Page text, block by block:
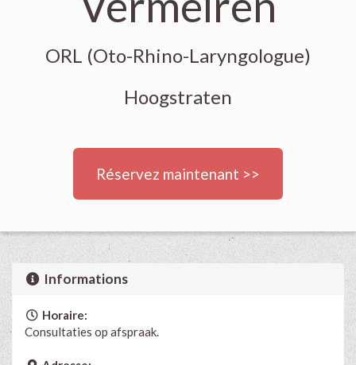
ORL (Oto-Rhino-Laryngologue)
Hoogstraten
Réservez maintenant >>
Informations
Horaire:
Consultaties op afspraak.